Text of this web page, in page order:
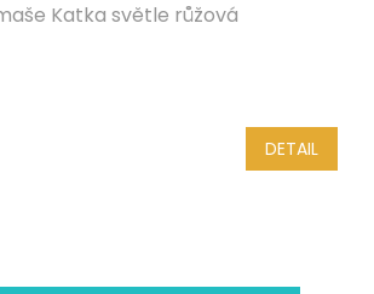
Katka světle růžová
DETAIL